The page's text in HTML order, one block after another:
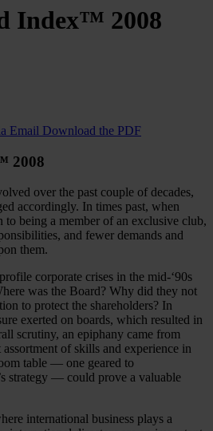
Index™ 2008
Email Download the PDF
2008
over the past couple of decades,
accordingly. In times past, when
to being a member of an exclusive club,
and fewer demands and
them.
corporate crises in the mid-‘90s
was the Board? Why did they not
to protect the shareholders? In
exerted on boards, which resulted in
scrutiny, an epiphany came from
of skills and experience in
table — one geared to
strategy — could prove a valuable
international business plays a